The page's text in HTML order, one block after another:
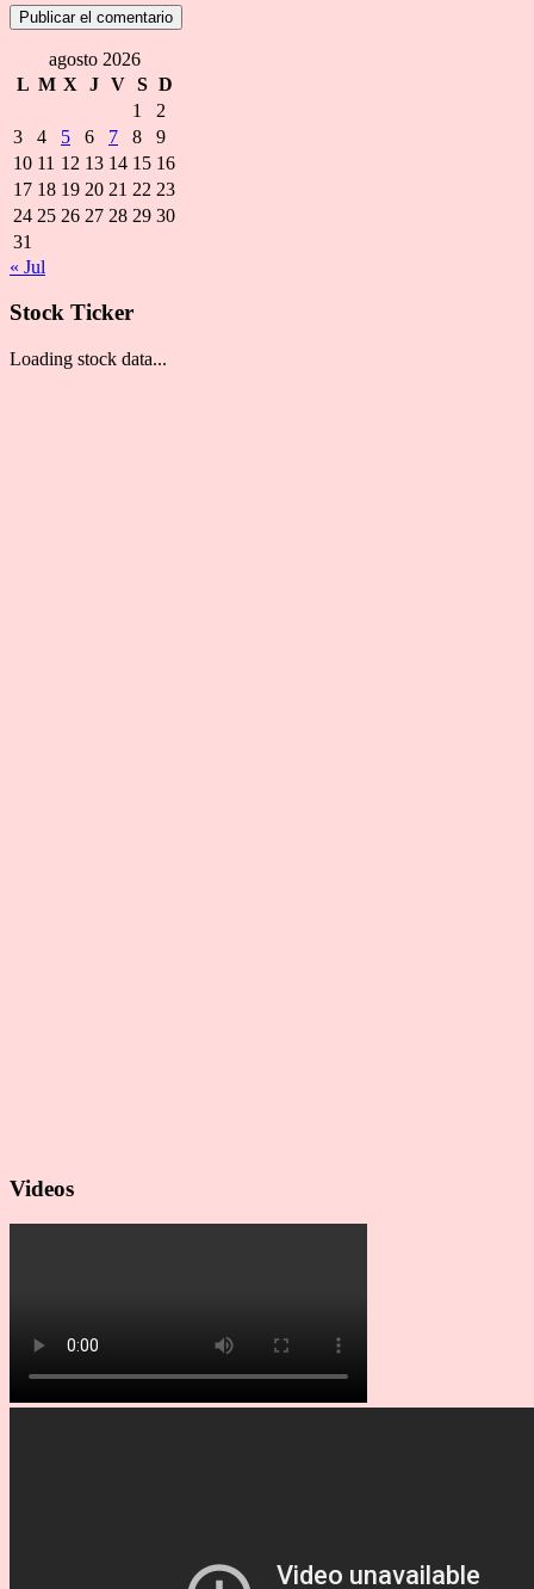
agosto 2026
L M X J V S D
1
2
3
4 5 6 7 8
9
10 11 12 13 14 15 16
17 18 19 20 21 22 23
24 25 26 27 28 29 30
31
« Jul
Stock Ticker
Loading stock data...
Videos